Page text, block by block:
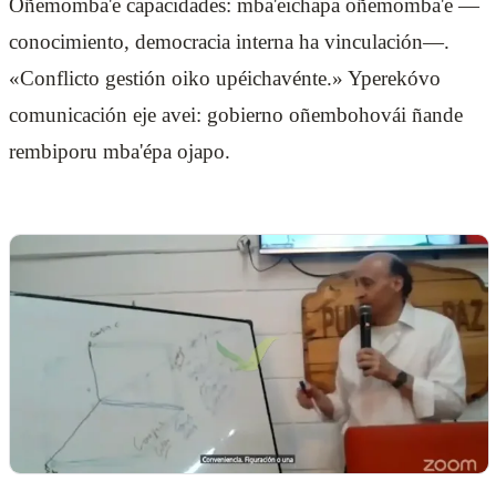
conocimiento, democracia interna ha vinculación—.
«Conflicto gestión oiko upéichavénte.» Yperekóvo
comunicación eje avei: gobierno oñembohovái ñande
rembiporu mba'épa ojapo.